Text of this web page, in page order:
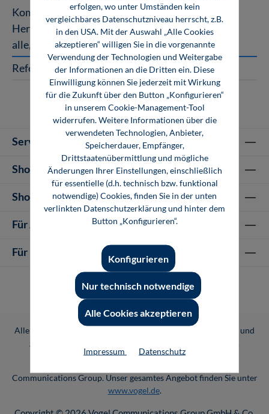
Kompakte Wissensvermittlung der Guten
Herstellungspraxis (GMP) für Neueinsteiger und
alle, die ihre vorhandenen Kenntnisse a…Mehr
Referent
Service-Hotline
Shop Informationen
Shop-Service
Für Autor-/innen
Für Unternehmen
Alle Preise inkl. gesetzl. Mehrwertsteuer zzgl.
und
Communications Group. Unser gesamtes Angebot finden Sie unter
www.vogel.de.
erfolgen, wo unter Umständen kein
vergleichbares Datenschutzniveau herrscht, z.B.
in den USA. Mit der Auswahl „Alle Cookies
akzeptieren“ willigen Sie in die vorgenannte
Verwendung der Technologien und Weitergabe
der Informationen an die Dritten ein. Diese
Einwilligung können Sie jederzeit mit Wirkung
für die Zukunft über den Button „Konfigurieren“
in unserem Cookie-Management-Tool
widerrufen. Weitere Informationen über die
verwendeten Technologien, Anbieter,
Speicherdauer, Empfänger,
Drittstaatenübermittlung und mögliche
Änderungen Ihrer Einstellungen, einschließlich
für essentielle (d.h. technisch bzw. funktional
notwendige) Cookies, finden Sie in der unten
verlinkten Datenschutzerklärung und hinter dem
Button „Konfigurieren“.
Nur technisch notwendige
Konfigurieren
Alle Cookies akzeptieren
Impressum Datenschutz